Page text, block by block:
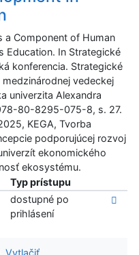
a Component of Human
Education. In Strategické
konferencia. Strategické
vedeckej
univerzita Alexandra
80-8295-075-8, s. 27.
KEGA, Tvorba
podporujúcej rozvoj
ekonomického
ekosystému.
Typ prístupu
dostupné po
prihlásení